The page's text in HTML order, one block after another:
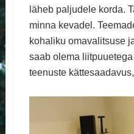
läheb paljudele korda.
minna kevadel.
kohaliku omavalitsuse
saab olema
teenuste